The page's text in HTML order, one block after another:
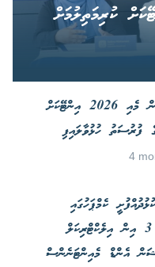
ކުރިމަތިލުމަށް
ވިލާ ކޮލެޖުން މެއި 2026 އިންޓޭކަށް
ފުރުސަތު ހުޅުވާލައިފި
4
ކެމްޕަހުގައި
ސެޓްފިކެޓް 3 އިން އިލެކްޓްރިކަލް
އެންޑް މެއިންޓަނެންސް